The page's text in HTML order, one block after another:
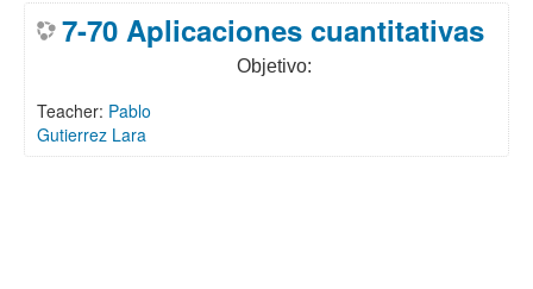
7-70 Aplicaciones cuantitativas
Objetivo:
Teacher: Pablo
Gutierrez Lara